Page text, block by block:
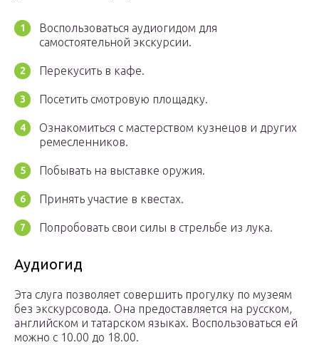
Воспользоваться аудиогидом для
самостоятельной экскурсии.
Перекусить в кафе.
Посетить смотровую площадку.
Ознакомиться с мастерством кузнецов и других
ремесленников.
Побывать на выставке оружия.
Принять участие в квестах.
Попробовать свои силы в стрельбе из лука.
Аудиогид
Эта слуга позволяет совершить прогулку по музеям
без экскурсовода. Она предоставляется на русском,
английском и татарском языках. Воспользоваться ей
можно с 10.00 до 18.00.